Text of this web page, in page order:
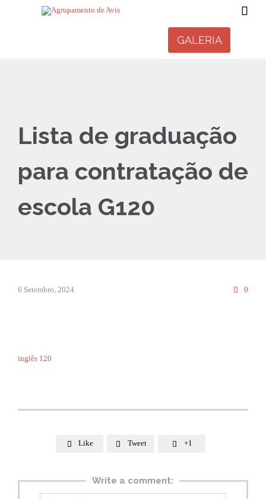

GALERIA
Lista de graduação
para contratação de
escola G120
6 Setembro, 2024  0
inglês 120
 Like  Tweet  +1
Write a comment: